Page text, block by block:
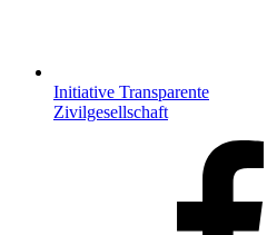
Initiative Transparente
Zivilgesellschaft